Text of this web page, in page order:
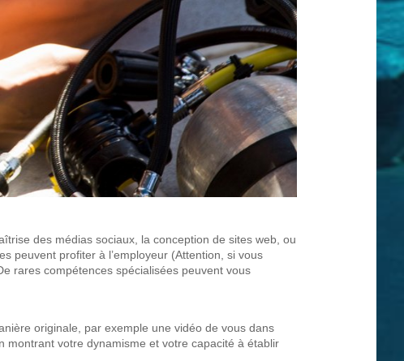
des médias sociaux, la conception de sites web, ou
peuvent profiter à l’employeur (Attention, si vous
rares compétences spécialisées peuvent vous
originale, par exemple une vidéo de vous dans
votre dynamisme et votre capacité à établir